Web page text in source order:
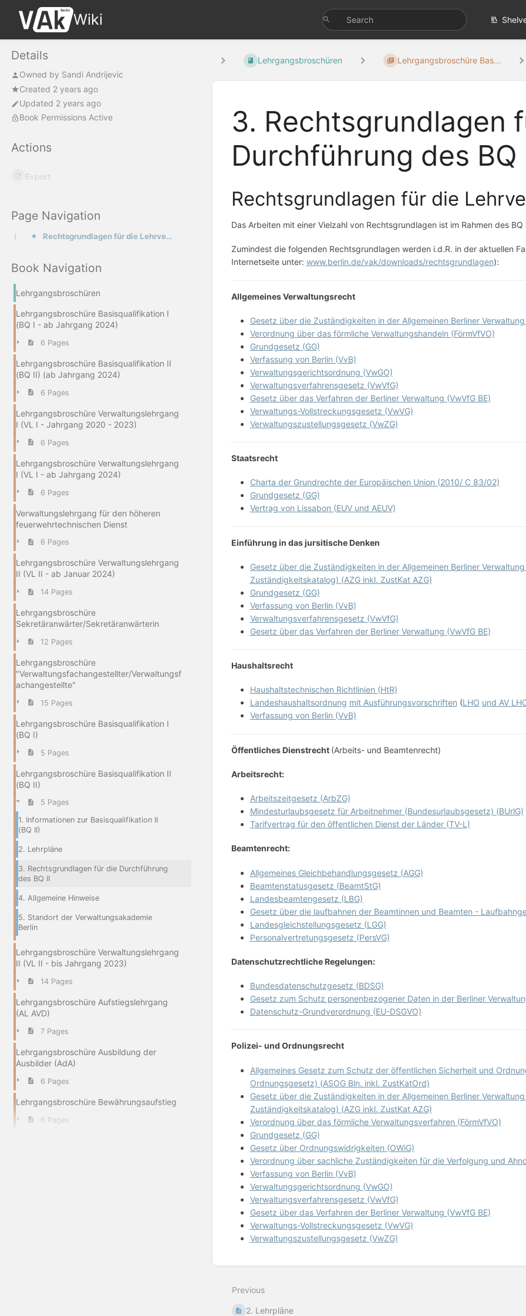
Wiki
Details
Owned by Sandi Andrijevic
Created 2 years ago
Updated 2 years ago
Book Permissions Active
Actions
Export
Page Navigation
Rechtsgrundlagen für die Lehrveranstaltungen im BQ II
Book Navigation
Lehrgangsbroschüren
Lehrgangsbroschüre Basisqualifikation I
(BQ I - ab Jahrgang 2024)
6 Pages
Lehrgangsbroschüre Basisqualifikation II
(BQ II) (ab Jahrgang 2024)
6 Pages
Lehrgangsbroschüre Verwaltungslehrgang
I (VL I - Jahrgang 2020 - 2023)
6 Pages
Lehrgangsbroschüre Verwaltungslehrgang
I (VL I - ab Jahrgang 2024)
6 Pages
Verwaltungslehrgang für den höheren
feuerwehrtechnischen Dienst
6 Pages
Lehrgangsbroschüre Verwaltungslehrgang
II (VL II - ab Januar 2024)
14 Pages
Lehrgangsbroschüre
Sekretäranwärter/Sekretäranwärterin
12 Pages
Lehrgangsbroschüre
"Verwaltungsfachangestellter/Verwaltungsf
achangestellte"
15 Pages
Lehrgangsbroschüre Basisqualifikation I
(BQ I)
5 Pages
Lehrgangsbroschüre Basisqualifikation II
(BQ II)
5 Pages
1. Informationen zur Basisqualifikation II
(BQ II)
2. Lehrpläne
3. Rechtsgrundlagen für die Durchführung
des BQ II
4. Allgemeine Hinweise
5. Standort der Verwaltungsakademie
Berlin
Lehrgangsbroschüre Verwaltungslehrgang
II (VL II - bis Jahrgang 2023)
14 Pages
Lehrgangsbroschüre Aufstiegslehrgang
(AL AVD)
7 Pages
Lehrgangsbroschüre Ausbildung der
Ausbilder (AdA)
6 Pages
Lehrgangsbroschüre Bewährungsaufstieg
6 Pages
Lehrgangsbroschüren Lehrgangsbroschüre Bas...
3. Rechtsgrundlagen
Durchführung des BQ
Rechtsgrundlagen für die
Das Arbeiten mit einer Vielzahl von Rechtsgrundlagen ist im Rahmen des BQ
Zumindest die folgenden Rechtsgrundlagen werden i.d.R. in der aktuellen
Internetseite unter: www.berlin.de/vak/downloads/rechtsgrundlagen):
Allgemeines Verwaltungsrecht
Gesetz über die Zuständigkeiten in der Allgemeinen Berliner
Verordnung über das förmliche Verwaltungshandeln (FörmVfVO)
Grundgesetz (GG)
Verfassung von Berlin (VvB)
Verwaltungsgerichtsordnung (VwGO)
Verwaltungsverfahrensgesetz (VwVfG)
Gesetz über das Verfahren der Berliner Verwaltung (VwVfG BE)
Verwaltungs-Vollstreckungsgesetz (VwVG)
Verwaltungszustellungsgesetz (VwZG)
Staatsrecht
Charta der Grundrechte der Europäischen Union (2010/ C 83/02)
Grundgesetz (GG)
Vertrag von Lissabon (EUV und AEUV)
Einführung in das jursitische Denken
Gesetz über die Zuständigkeiten in der Allgemeinen Berliner
Zuständigkeitskatalog) (AZG inkl. ZustKat AZG)
Grundgesetz (GG)
Verfassung von Berlin (VvB)
Verwaltungsverfahrensgesetz (VwVfG)
Gesetz über das Verfahren der Berliner Verwaltung (VwVfG BE)
Haushaltsrecht
Haushaltstechnischen Richtlinien (HtR)
Landeshaushaltsordnung mit Ausführungsvorschriften (LHO und AV
Verfassung von Berlin (VvB)
Öffentliches Dienstrecht (Arbeits- und Beamtenrecht)
Arbeitsrecht:
Arbeitszeitgesetz (ArbZG)
Mindesturlaubsgesetz für Arbeitnehmer (Bundesurlaubsgesetz) (BUrlG)
Tarifvertrag für den öffentlichen Dienst der Länder (TV-L)
Beamtenrecht:
Allgemeines Gleichbehandlungsgesetz (AGG)
Beamtenstatusgesetz (BeamtStG)
Landesbeamtengesetz (LBG)
Gesetz über die laufbahnen der Beamtinnen und Beamten -
Landesgleichstellungsgesetz (LGG)
Personalvertretungsgesetz (PersVG)
Datenschutzrechtliche Regelungen:
Bundesdatenschutzgesetz (BDSG)
Gesetz zum Schutz personenbezogener Daten in der Berliner
Datenschutz-Grundverordnung (EU-DSGVO)
Polizei- und Ordnungsrecht
Allgemeines Gesetz zum Schutz der öffentlichen Sicherheit und
Ordnungsgesetz) (ASOG Bln. inkl. ZustKatOrd)
Gesetz über die Zuständigkeiten in der Allgemeinen Berliner
Zuständigkeitskatalog) (AZG inkl. ZustKat AZG)
Verordnung über das förmliche Verwaltungsverfahren (FörmVfVO)
Grundgesetz (GG)
Gesetz über Ordnungswidrigkeiten (OWiG)
Verordnung über sachliche Zuständigkeiten für die Verfolgung und
Verfassung von Berlin (VvB)
Verwaltungsgerichtsordnung (VwGO)
Verwaltungsverfahrensgesetz (VwVfG)
Gesetz über das Verfahren der Berliner Verwaltung (VwVfG BE)
Verwaltungs-Vollstreckungsgesetz (VwVG)
Verwaltungszustellungsgesetz (VwZG)
mode
Previous
2. Lehrpläne